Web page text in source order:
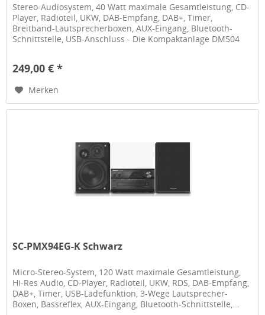
Stereo-Audiosystem, 40 Watt maximale Gesamtleistung, CD-
Player, Radioteil, UKW, DAB-Empfang, DAB+, Timer,
Breitband-Lautsprecherboxen, AUX-Eingang, Bluetooth-
Schnittstelle, USB-Anschluss - Die Kompaktanlage DM504
249,00 € *
Merken
SC-PMX94EG-K Schwarz
Micro-Stereo-System, 120 Watt maximale Gesamtleistung,
Hi-Res Audio, CD-Player, Radioteil, UKW, RDS, DAB-Empfang,
DAB+, Timer, USB-Ladefunktion, 3-Wege Lautsprecher-
Boxen, Bassreflex, AUX-Eingang, Bluetooth-Schnittstelle,...